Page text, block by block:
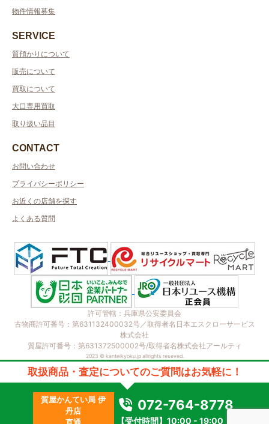
物件情報募集
SERVICE
質預かりについて
販売について
買取について
大口専用買取
取り扱い品目
CONTACT
お問い合わせ
プライバシーポリシー
お近くの店舗を探す
よくある質問
許可管轄：兵庫県公安委員会
古物商許可番号：第631132400032号／取得者名日本エスクローサービス
株式会社
質屋許可番号：第631372500002号/取得者名株式会社アールティ
2023 © kanteikyoku.jp allrights reseved.
取扱商品・査定についてのご質問はお気軽に！
質屋かんてい局 伊
丹店
072-764-8778
【受付時間】10:00 - 19:00